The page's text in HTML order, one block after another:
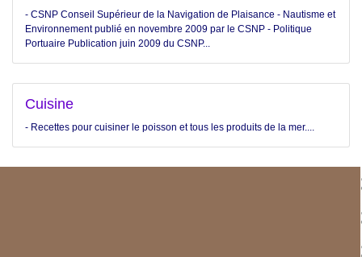
- CSNP Conseil Supérieur de la Navigation de Plaisance - Nautisme et
Environnement publié en novembre 2009 par le CSNP - Politique
Portuaire Publication juin 2009 du CSNP...
Cuisine
- Recettes pour cuisiner le poisson et tous les produits de la mer....